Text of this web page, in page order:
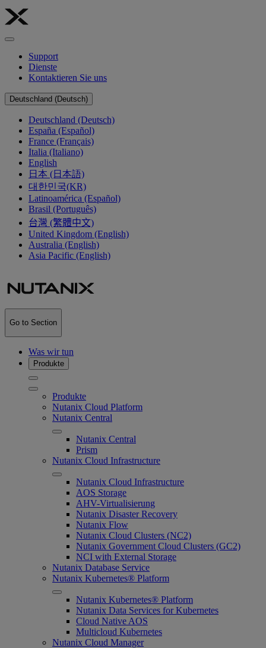
Support
Dienste
Kontaktieren Sie uns
Deutschland (Deutsch)
Deutschland (Deutsch)
España (Español)
France (Français)
Italia (Italiano)
English
日本 (日本語)
대한민국(KR)
Latinoamérica (Español)
Brasil (Português)
台灣 (繁體中文)
United Kingdom (English)
Australia (English)
Asia Pacific (English)
Go to Section
Was wir tun
Produkte
Produkte
Nutanix Cloud Platform
Nutanix Central
Nutanix Central
Prism
Nutanix Cloud Infrastructure
Nutanix Cloud Infrastructure
AOS Storage
AHV-Virtualisierung
Nutanix Disaster Recovery
Nutanix Flow
Nutanix Cloud Clusters (NC2)
Nutanix Government Cloud Clusters (GC2)
NCI with External Storage
Nutanix Database Service
Nutanix Kubernetes® Platform
Nutanix Kubernetes® Platform
Nutanix Data Services for Kubernetes
Cloud Native AOS
Multicloud Kubernetes
Nutanix Cloud Manager